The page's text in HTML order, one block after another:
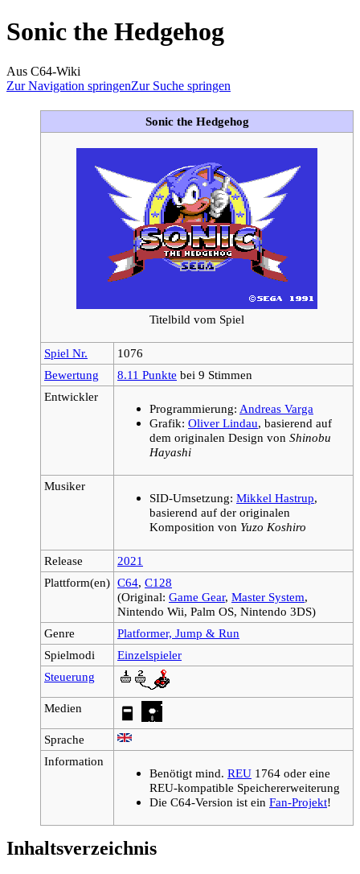
Sonic the Hedgehog
Aus C64-Wiki
Zur Navigation springenZur Suche springen
Sonic the Hedgehog
Titelbild vom Spiel
Spiel Nr.
1076
Bewertung
8.11 Punkte bei 9 Stimmen
Entwickler
Programmierung: Andreas Varga
Grafik: Oliver Lindau, basierend auf
dem originalen Design von Shinobu
Hayashi
Musiker
SID-Umsetzung: Mikkel Hastrup,
basierend auf der originalen
Komposition von Yuzo Koshiro
Release
2021
Plattform(en) C64, C128
(Original: Game Gear, Master System,
Nintendo Wii, Palm OS, Nintendo 3DS)
Genre
Platformer, Jump & Run
Spielmodi
Einzelspieler
Steuerung
Medien
Sprache
Information
Benötigt mind. REU 1764 oder eine
REU-kompatible Speichererweiterung
Die C64-Version ist ein Fan-Projekt!
Inhaltsverzeichnis